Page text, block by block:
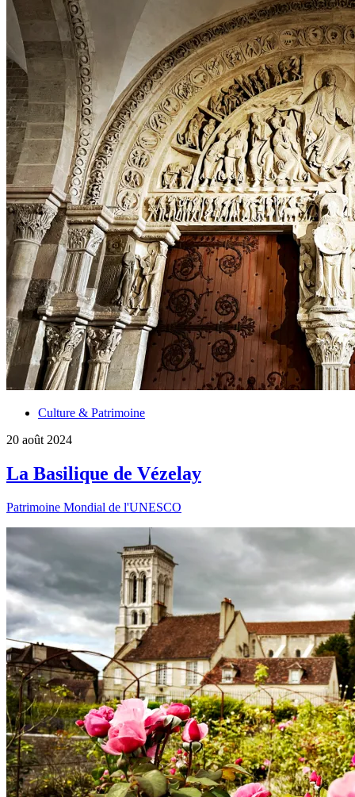
Culture & Patrimoine
20 août 2024
La Basilique de Vézelay
Patrimoine Mondial de l'UNESCO